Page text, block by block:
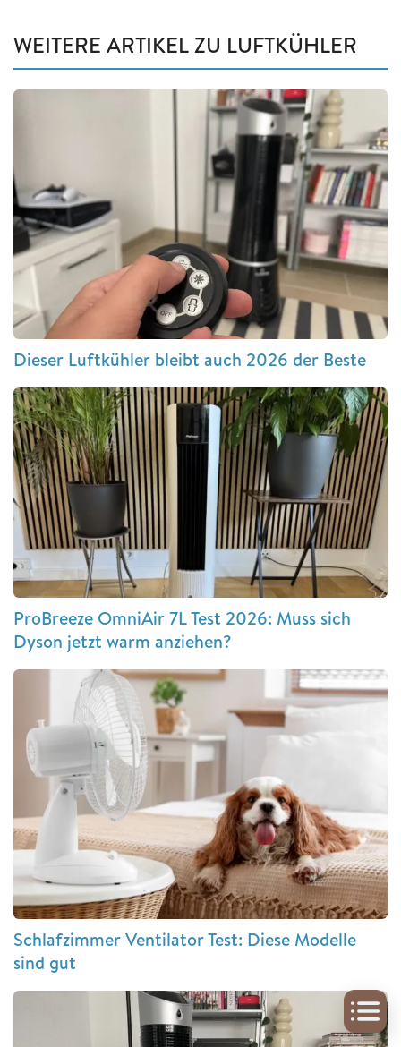
WEITERE ARTIKEL ZU LUFTKÜHLER
Dieser Luftkühler bleibt auch 2026 der Beste
ProBreeze OmniAir 7L Test 2026: Muss sich
Dyson jetzt warm anziehen?
Schlafzimmer Ventilator Test: Diese Modelle
sind gut